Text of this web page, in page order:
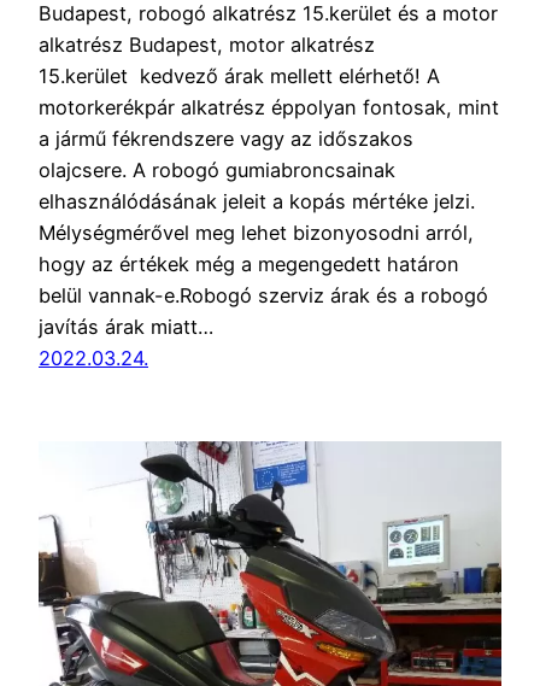
Budapest, robogó alkatrész 15.kerület és a motor
alkatrész Budapest, motor alkatrész
15.kerület kedvező árak mellett elérhető! A
motorkerékpár alkatrész éppolyan fontosak, mint
a jármű fékrendszere vagy az időszakos
olajcsere. A robogó gumiabroncsainak
elhasználódásának jeleit a kopás mértéke jelzi.
Mélységmérővel meg lehet bizonyosodni arról,
hogy az értékek még a megengedett határon
belül vannak-e.Robogó szerviz árak és a robogó
javítás árak miatt…
2022.03.24.